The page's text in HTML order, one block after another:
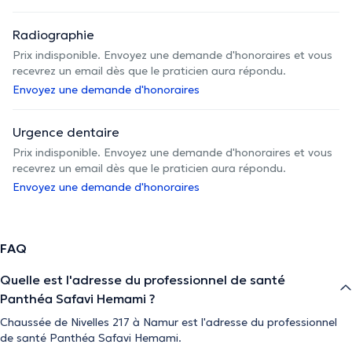
Radiographie
Prix indisponible. Envoyez une demande d'honoraires et vous
recevrez un email dès que le praticien aura répondu.
Envoyez une demande d'honoraires
Urgence dentaire
Prix indisponible. Envoyez une demande d'honoraires et vous
recevrez un email dès que le praticien aura répondu.
Envoyez une demande d'honoraires
FAQ
Quelle est l'adresse du professionnel de santé
Panthéa Safavi Hemami ?
Chaussée de Nivelles 217 à Namur est l'adresse du professionnel
de santé Panthéa Safavi Hemami.